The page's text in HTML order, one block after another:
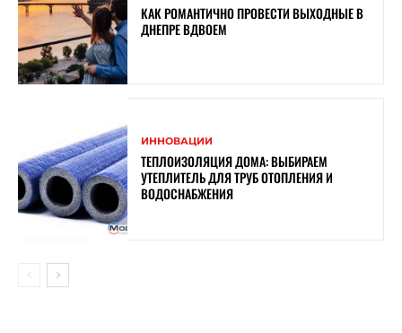
КАК РОМАНТИЧНО ПРОВЕСТИ ВЫХОДНЫЕ В
ДНЕПРЕ ВДВОЕМ
ИННОВАЦИИ
ТЕПЛОИЗОЛЯЦИЯ ДОМА: ВЫБИРАЕМ
УТЕПЛИТЕЛЬ ДЛЯ ТРУБ ОТОПЛЕНИЯ И
ВОДОСНАБЖЕНИЯ